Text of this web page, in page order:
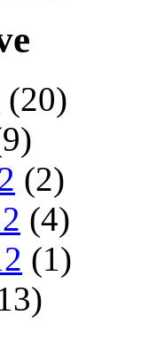
(20)
(2)
(4)
(1)